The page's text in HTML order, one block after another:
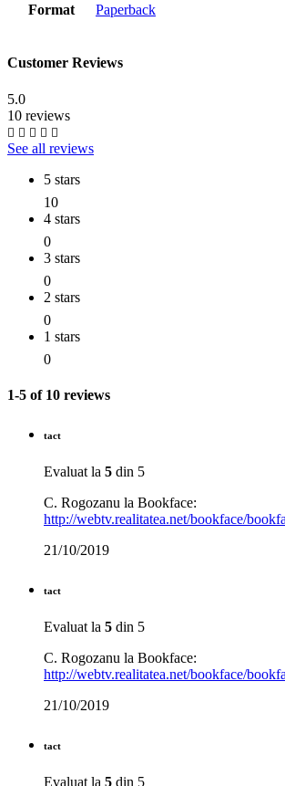
Format Paperback
Customer Reviews
5.0
10 reviews
See all reviews
5 stars
10
4 stars
0
3 stars
0
2 stars
0
1 stars
0
1-5 of 10 reviews
tact
Evaluat la 5 din 5
C. Rogozanu la Bookface:
http://webtv.realitatea.net/bookface/
21/10/2019
tact
Evaluat la 5 din 5
C. Rogozanu la Bookface:
http://webtv.realitatea.net/bookface/
21/10/2019
tact
Evaluat la 5 din 5